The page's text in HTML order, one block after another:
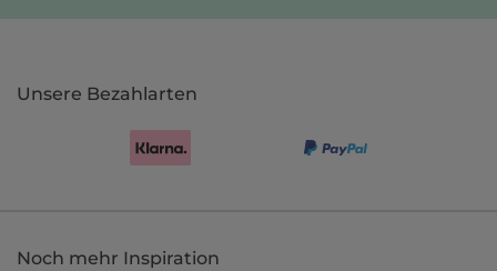
Unsere Bezahlarten
Noch mehr Inspiration